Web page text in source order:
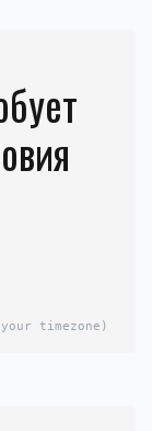
timezone)